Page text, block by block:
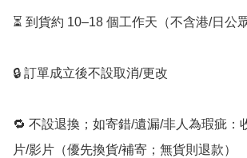
⏳ 到貨約 10–18 個工作天（不含港/日公
🔒 訂單成立後不設取消/更改
🔁 不設退換；如寄錯/遺漏/非人為瑕疵：
片/影片（優先換貨/補寄；無貨則退款）